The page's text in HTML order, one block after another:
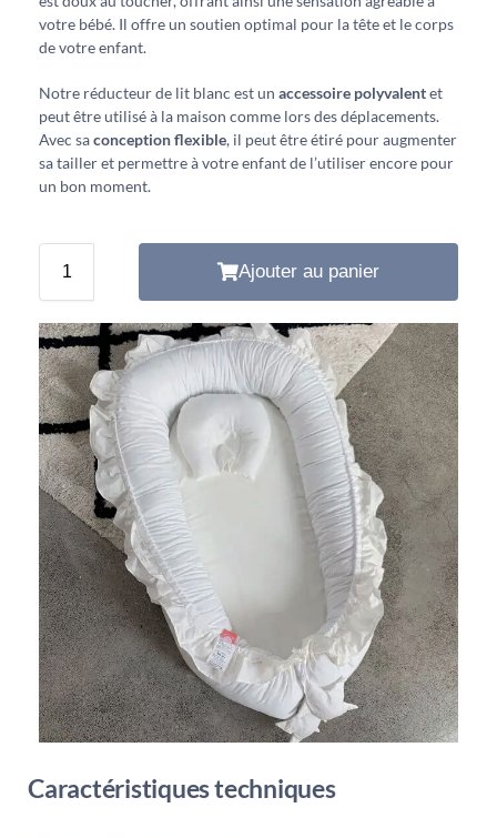
votre bébé. Il offre un soutien optimal pour la tête et le corps
de votre enfant.
Notre réducteur de lit blanc est un accessoire polyvalentet
peut être utilisé à la maison comme lors des déplacements.
Avec saconception flexible, il peut être étiré pour augmenter
sa tailler et permettre à votre enfant de l’utiliser encore pour
un bon moment.
Ajouter au panier
Caractéristiques techniques